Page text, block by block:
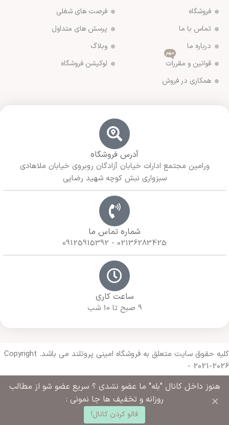
فروشگاه
تماس با ما
درباره ما
قوانین و مقررات
مهم
همکاری در فروش
فرصت های شغلی
پرسش های متداول
وبلاگ
لوکیشن فروشگاه
آدرس فروشگاه
ورامین مجتمع ادارات خیابان آزادگان روبروی خیابان ملاهادی
سبزواری نبش کوچه شهید رضایی
شماره تماس ما
02136283425 - 09125915392
ساعت کاری
9 صبح تا 10 شب
کلیه حقوق سایت متعلق به فروشگاه امینی پروتلند می باشد. Copyright
- 2021-2026
Made with 🔥 By Armazda Web
هنوز داخل کانال "بله" ما عضو نشدی ؟ سریع عضو شو از مطالب
روزانه و تخفیف ها جا نمونی :
فالو کردن کانال!
×